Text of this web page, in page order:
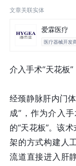
文章关联实体
爱霖医疗
医疗器械开发
介入手术“天花板”
经颈静脉肝内门
成”，作为介入
的“天花板”。该
架的方式构建人
流道直接进入肝